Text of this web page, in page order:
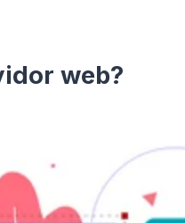
web?